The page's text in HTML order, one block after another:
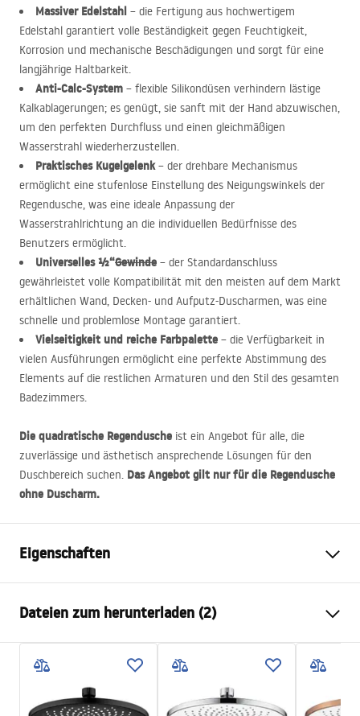
Massiver Edelstahl – die Fertigung aus hochwertigem
Edelstahl garantiert volle Beständigkeit gegen Feuchtigkeit,
Korrosion und mechanische Beschädigungen und sorgt für eine
langjährige Haltbarkeit.
Anti-Calc-System – flexible Silikondüsen verhindern lästige
Kalkablagerungen; es genügt, sie sanft mit der Hand abzuwischen,
um den perfekten Durchfluss und einen gleichmäßigen
Wasserstrahl wiederherzustellen.
Praktisches Kugelgelenk– der drehbare Mechanismus
ermöglicht eine stufenlose Einstellung des Neigungswinkels der
Regendusche, was eine ideale Anpassung der
Wasserstrahlrichtung an die individuellen Bedürfnisse des
Benutzers ermöglicht.
Universelles ½“Gewinde – der Standardanschluss
gewährleistet volle Kompatibilität mit den meisten auf dem Markt
erhältlichen Wand, Decken- und Aufputz-Duscharmen, was eine
schnelle und problemlose Montage garantiert.
Vielseitigkeit und reiche Farbpalette – die Verfügbarkeit in
vielen Ausführungen ermöglicht eine perfekte Abstimmung des
Elements auf die restlichen Armaturen und den Stil des gesamten
Badezimmers.
Die quadratische Regendusche ist ein Angebot für alle, die
zuverlässige und ästhetisch ansprechende Lösungen für den
Duschbereich suchen. Das Angebot gilt nur für die Regendusche
ohne Duscharm.
Eigenschaften
Material
Edelstahl
Montageart
Zum Anschrauben
Breite
300
Höhe
2mm
Dateien zum herunterladen (2)
Pielęgnacja.pdf